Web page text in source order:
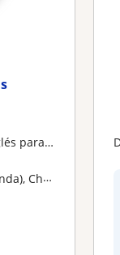
presencial y online
Baruta